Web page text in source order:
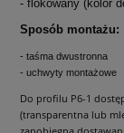
- flokowany (kolor
Sposób montażu:
- taśma dwustronna
- uchwyty montażowe
Do profilu P6-1
(transparentna lub